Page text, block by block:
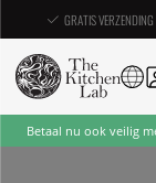
GRATIS
Betaal nu ook veilig